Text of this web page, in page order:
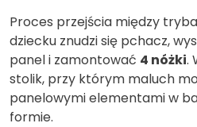
Proces przejścia między
dziecku znudzi się pchacz,
panel i zamontować 4 nóżki.
stolik, przy którym maluch
panelowymi elementami w
formie.